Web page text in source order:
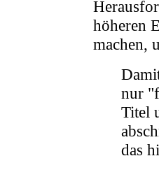
höheren
machen,
nur
Titel
das